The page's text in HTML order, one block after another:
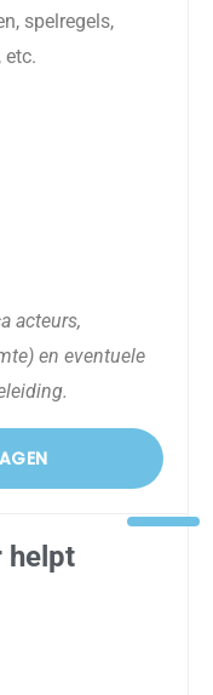
spelregels,
etc.
acteurs,
en eventuele
helpt